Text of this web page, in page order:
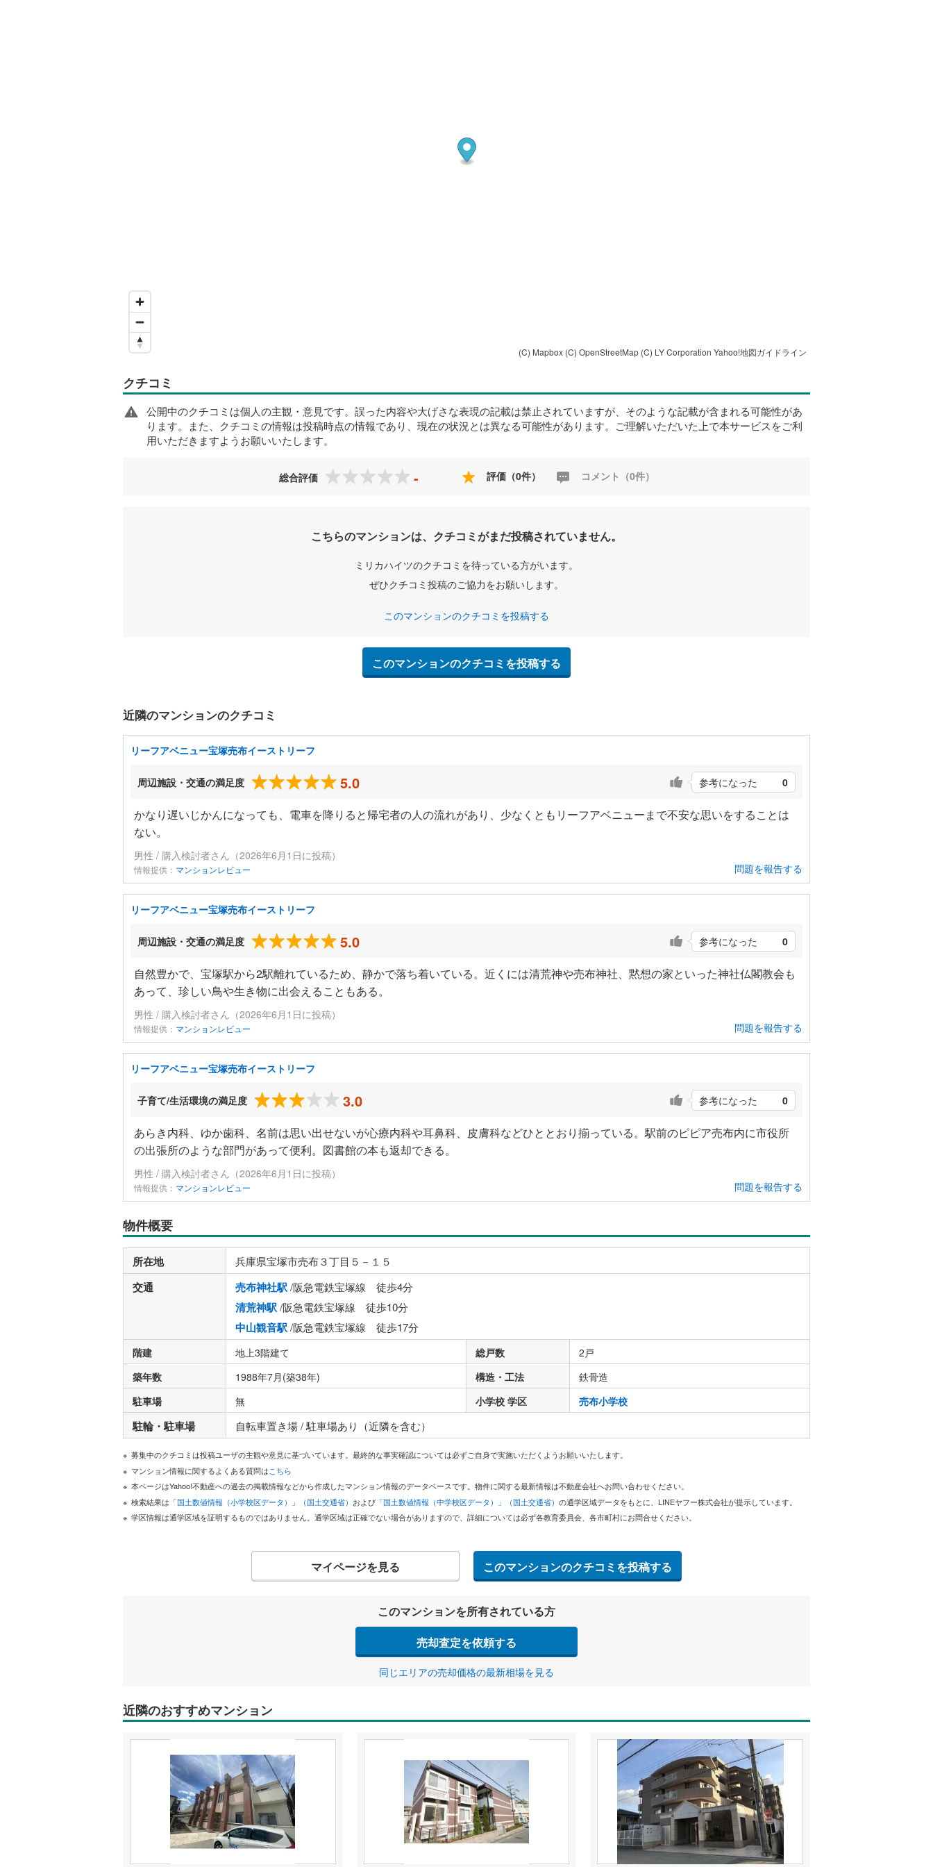
(C) Mapbox (C) OpenStreetMap (C) LY Corporation Yahoo!地図ガイドライン
クチコミ
公開中のクチコミは個人の主観・意見です。誤った内容や大げさな表現の記載は禁止されていますが、そのような記載が含まれる可能性があ
ります。また、クチコミの情報は投稿時点の情報であり、現在の状況とは異なる可能性があります。ご理解いただいた上で本サービスをご利
用いただきますようお願いいたします。
総合評価 - 評価（0件） コメント（0件）
こちらのマンションは、クチコミがまだ投稿されていません。
ミリカハイツのクチコミを待っている方がいます。
ぜひクチコミ投稿のご協力をお願いします。
このマンションのクチコミを投稿する
このマンションのクチコミを投稿する
近隣のマンションのクチコミ
リーフアベニュー宝塚売布イーストリーフ
周辺施設・交通の満足度 5.0 参考になった 0
かなり遅いじかんになっても、電車を降りると帰宅者の人の流れがあり、少なくともリーフアベニューまで不安な思いをすることは
ない。
男性 / 購入検討者さん（2026年6月1日に投稿）
情報提供： マンションレビュー 問題を報告する
リーフアベニュー宝塚売布イーストリーフ
周辺施設・交通の満足度 5.0 参考になった 0
自然豊かで、宝塚駅から2駅離れているため、静かで落ち着いている。近くには清荒神や売布神社、黙想の家といった神社仏閣教会も
あって、珍しい鳥や生き物に出会えることもある。
男性 / 購入検討者さん（2026年6月1日に投稿）
情報提供： マンションレビュー 問題を報告する
リーフアベニュー宝塚売布イーストリーフ
子育て/生活環境の満足度 3.0 参考になった 0
あらき内科、ゆか歯科、名前は思い出せないが心療内科や耳鼻科、皮膚科などひととおり揃っている。駅前のピピア売布内に市役所
の出張所のような部門があって便利。図書館の本も返却できる。
男性 / 購入検討者さん（2026年6月1日に投稿）
情報提供： マンションレビュー 問題を報告する
物件概要
所在地 兵庫県宝塚市売布３丁目５－１５
交通 売布神社駅/阪急電鉄宝塚線 徒歩4分
清荒神駅/阪急電鉄宝塚線 徒歩10分
中山観音駅/阪急電鉄宝塚線 徒歩17分
階建 地上3階建て 総戸数
2戸
築年数
1988年7月(築38年) 構造・工法
鉄骨造
駐車場
無 小学校 学区 売布小学校
駐輪・駐車場 自転車置き場 / 駐車場あり（近隣を含む）
募集中のクチコミは投稿ユーザの主観や意見に基づいています。最終的な事実確認については必ずご自身で実施いただくようお願いいたします。
マンション情報に関するよくある質問はこちら
本ページはYahoo!不動産への過去の掲載情報などから作成したマンション情報のデータベースです。物件に関する最新情報は不動産会社へお問い合わせください。
検索結果は 「国土数値情報（小学校区データ）」（国土交通省） および 「国土数値情報（中学校区データ）」（国土交通省） の通学区域データをもとに、LINEヤフー株式会社が提示しています。
学区情報は通学区域を証明するものではありません。通学区域は正確でない場合がありますので、詳細については必ず各教育委員会、各市町村にお問合せください。
マイページを見る このマンションのクチコミを投稿する
このマンションを所有されている方
売却査定を依頼する
同じエリアの売却価格の最新相場を見る
近隣のおすすめマンション